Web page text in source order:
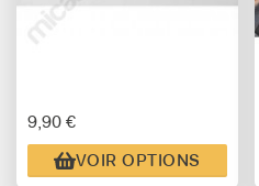
9,90 €
VOIR OPTIONS